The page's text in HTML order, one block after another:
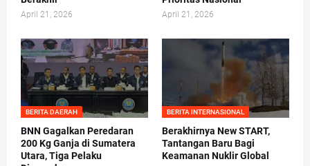
April 21, 2026 April 21, 2026
BERITA DAERAH
BNN Gagalkan Peredaran
200 Kg Ganja di Sumatera
Utara, Tiga Pelaku
BERITA INTERNASIONAL
Berakhirnya New START,
Tantangan Baru Bagi
Keamanan Nuklir Global